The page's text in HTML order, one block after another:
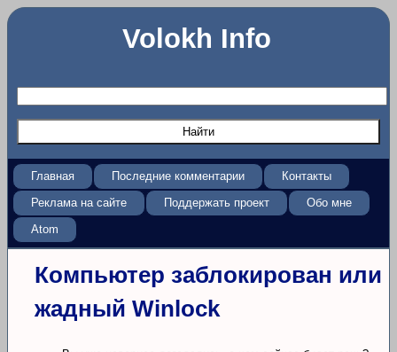
Volokh Info
Главная Последние комментарии
Контакты
Реклама на сайте
Поддержать проект
Обо мне
Atom
Компьютер заблокирован или
жадный Winlock